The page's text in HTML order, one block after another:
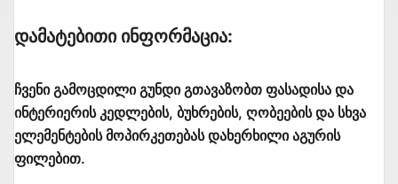
Დამატებითი Ინფორმაცია:
ჩვენი გამოცდილი გუნდი გთავაზობთ ფასადისა და
ინტერიერის კედლების, ბუხრების, ღობეების და სხვა
ელემენტების მოპირკეთებას დახერხილი აგურის
ფილებით.